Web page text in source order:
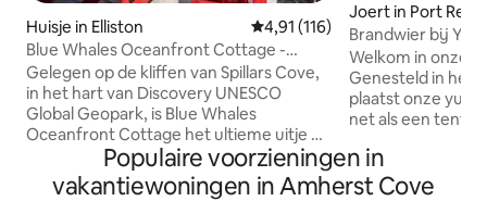
Huisje in Elliston Gemiddelde beoordeling van
4,91 (116)
Blue Whales Oceanfront Cottage -
Spillars Cove, Newfoundland en
Labrador
Gelegen op de kliffen van Spillars Cove,
in het hart van Discovery UNESCO
Global Geopark, is Blue Whales
Oceanfront Cottage het ultieme uitje op
het schiereiland Bonavista. Dit gezellige
huisje met 2 slaapkamers en 1 badkamer
is ontworpen voor ontspanning,
Joert in Port
Brandwier bij
Welkom in onze
Genesteld in het
plaatst onze yurt
net als een tent,
uitzicht op de
toono! We zijn op
Skerwink Trail,
Populaire voorzieningen in
vakantiewoningen in Amherst Cove